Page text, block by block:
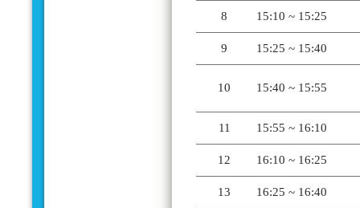
8 15:10 ~ 15:25
9 15:25 ~ 15:40
10 15:40 ~ 15:55
11 15:55 ~ 16:10
12 16:10 ~ 16:25
13 16:25 ~ 16:40